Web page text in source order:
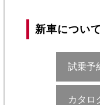
新車について
試乗予
カタロ